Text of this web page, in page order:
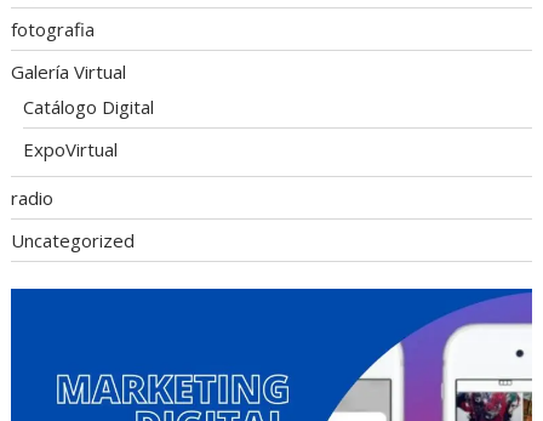
fotografia
Galería Virtual
Catálogo Digital
ExpoVirtual
radio
Uncategorized